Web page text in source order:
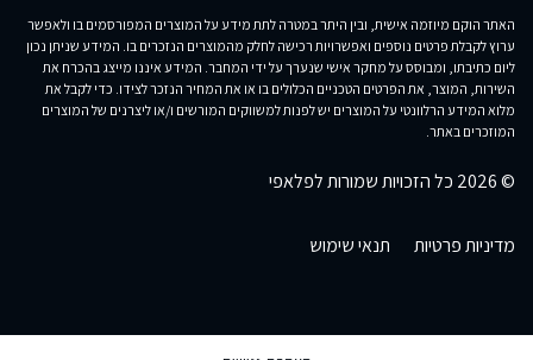
האתר הוקם מיוזמה אישית, ובין היתר במטרה לתת מידע על המוצרים המפורסמים בו ולאפשר
ערוץ לקבלת פרטים נוספים ואפשרויות רכישה לחלק מהמוצרים הנזכרים בו. המידע שניתן נכון
ליום כתיבתו, ומבוסס על מחקר אישי שנערך על ידי המחבר. המידע איננו מייצג בהכרח את
השירות, המוצר, את הפרטים הטכניים הכלולים בו או את המחיר הנזכר לצידו. כדי לקבל את
מלוא המידע הרלוונטי על המוצרים יש לפנות למשווקים המורשים ו/או ליצרנים של המוצרים
המוזכרים באתר.
© 2026 כל הזכויות שמורות לפלאפי
מדיניות פרטיות תנאי שימוש